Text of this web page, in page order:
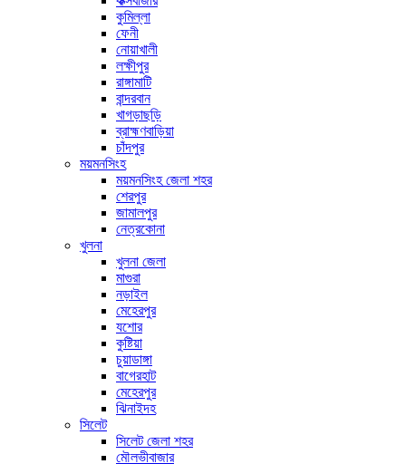
কুমিল্লা
ফেনী
নোয়াখালী
লক্ষীপুর
রাঙ্গামাটি
বান্দরবান
খাগড়াছড়ি
ব্রাহ্মণবাড়িয়া
চাঁদপুর
ময়মনসিংহ
ময়মনসিংহ জেলা শহর
শেরপুর
জামালপুর
নেত্রকোনা
খুলনা
খুলনা জেলা
মাগুরা
নড়াইল
মেহেরপুর
যশোর
কুষ্টিয়া
চুয়াডাঙ্গা
বাগেরহাট
মেহেরপুর
ঝিনাইদহ
সিলেট
সিলেট জেলা শহর
মৌলভীবাজার